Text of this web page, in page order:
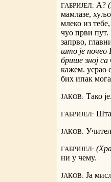
ГАБРИЈЕЛ: А?
мамлазе,
млеко из
чуо први пут.
запрво,
што је почео
брише зној са
кажем. усрао
бих ипак
ЈАКОВ: Тако је.
ГАБРИЈЕЛ:
ЈАКОВ:
ГАБРИЈЕЛ:
ни у чему.
ЈАКОВ: Ја